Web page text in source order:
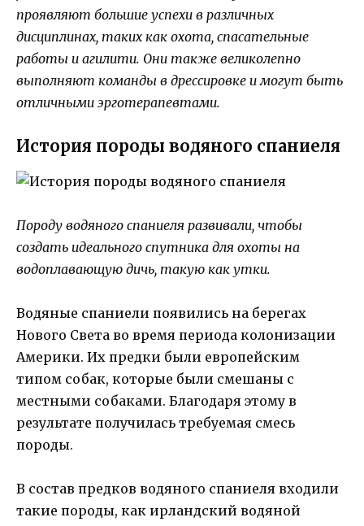
проявляют большие успехи в различных
дисциплинах, таких как охота, спасательные
работы и агилити. Они также великолепно
выполняют команды в дрессировке и могут быть
отличными эрготерапевтами.
История породы водяного спаниеля
Породу водяного спаниеля развивали, чтобы
создать идеального спутника для охоты на
водоплавающую дичь, такую как утки.
Водяные спаниели появились на берегах
Нового Света во время периода колонизации
Америки. Их предки были европейским
типом собак, которые были смешаны с
местными собаками. Благодаря этому в
результате получилась требуемая смесь
породы.
В состав предков водяного спаниеля входили
такие породы, как ирландский водяной